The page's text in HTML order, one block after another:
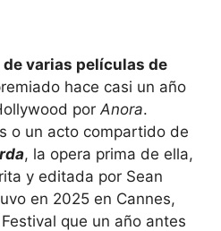
varias películas de
hace casi un año
por Anora.
o un acto compartido de
, la opera prima de ella,
y editada por Sean
en 2025 en Cannes,
que un año antes